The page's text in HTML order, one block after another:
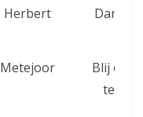
Herbert
Dans
Metejoor
Blij om
te zien